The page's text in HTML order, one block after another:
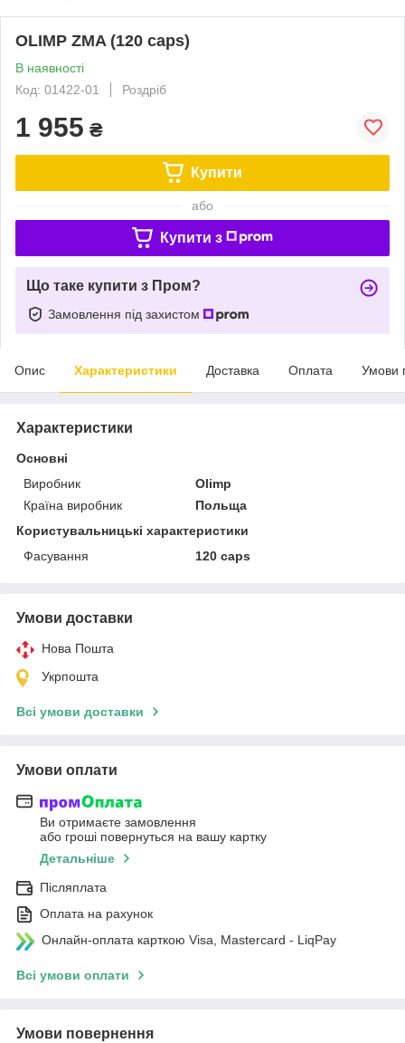
OLIMP ZMA (120 caps)
В наявності
Код: 01422-01
Роздріб
1 955 ₴
Купити
або
Купити з
Що таке купити з Пром?
Замовлення під захистом
Опис Характеристики Доставка Оплата Умови
Характеристики
Основні
Виробник
Olimp
Країна виробник
Польща
Користувальницькі характеристики
Фасування
120 caps
Умови доставки
Нова Пошта
Укрпошта
Всі умови доставки
Умови оплати
Ви отримаєте замовлення
або гроші повернуться на вашу картку
Детальніше
Післяплата
Оплата на рахунок
Онлайн-оплата карткою Visa, Mastercard - LiqPay
Всі умови оплати
Умови повернення